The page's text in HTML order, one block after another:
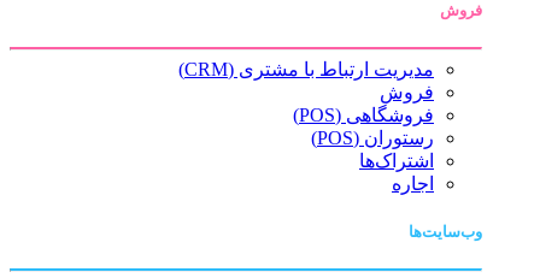
فروش
مدیریت ارتباط با مشتری (CRM)
فروش
فروشگاهی (POS)
رستوران (POS)
اشتراک‌ها
اجاره
وب‌سایت‌ها